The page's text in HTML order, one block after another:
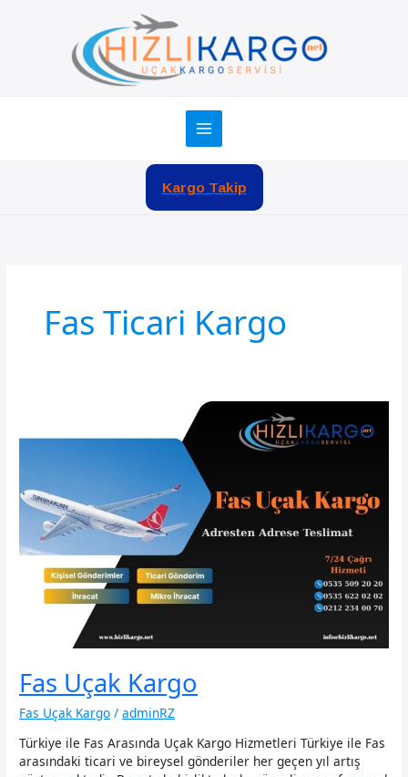
Kargo Takip
Fas Ticari Kargo
Fas Uçak Kargo
Fas Uçak Kargo /adminRZ
Türkiye ile Fas Arasında Uçak Kargo Hizmetleri Türkiye ile Fas
arasındaki ticari ve bireysel gönderiler her geçen yıl artış